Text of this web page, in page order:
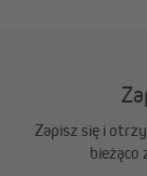
Zapisz się i
bieżąco